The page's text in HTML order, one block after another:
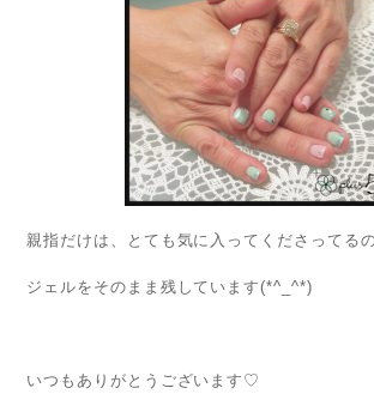
親指だけは、とても気に入ってくださってる
ジェルをそのまま残しています(*^_^*)
いつもありがとうございます♡